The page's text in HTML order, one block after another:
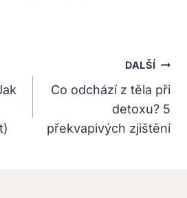
DALŠÍ
Co odchází z těla při
detoxu? 5
překvapivých zjištění